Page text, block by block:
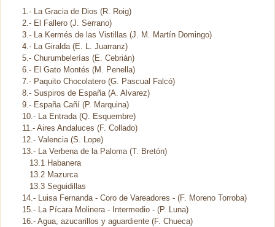
1.- La Gracia de Dios (R. Roig)
2.- El Fallero (J. Serrano)
3.- La Kermés de las Vistillas (J. M. Martín Domingo)
4.- La Giralda (E. L. Juarranz)
5.- Churumbelerías (E. Cebrián)
6.- El Gato Montés (M. Penella)
7.- Paquito Chocolatero (G. Pascual Falcó)
8.- Suspiros de España (A. Alvarez)
9.- España Cañí (P. Marquina)
10.- La Entrada (Q. Esquembre)
11.- Aires Andaluces (F. Collado)
12.- Valencia (S. Lope)
13.- La Verbena de la Paloma (T. Bretón)
13.1 Habanera
13.2 Mazurca
13.3 Seguidillas
14.- Luisa Fernanda - Coro de Vareadores - (F. Moreno Torroba)
15.- La Pícara Molinera - Intermedio - (P. Luna)
16.- Agua, azucarillos y aguardiente (F. Chueca)